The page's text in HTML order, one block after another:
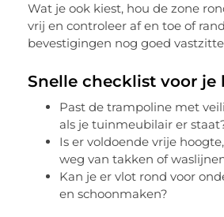
Wat je ook kiest, hou de zone
vrij en controleer af en toe of
bevestigingen nog goed
Snelle checklist voor je
Past de trampoline met
als je tuinmeubilair er
Is er voldoende vrije
weg van takken of
Kan je er vlot rond voor
en schoonmaken?